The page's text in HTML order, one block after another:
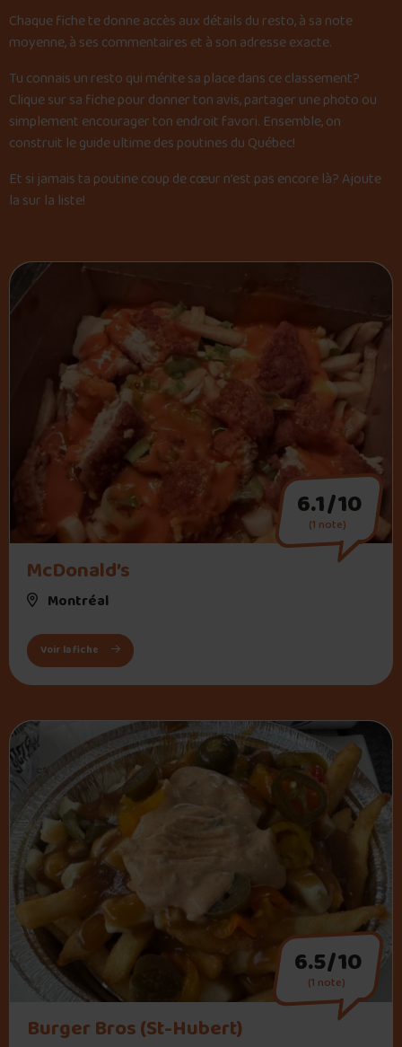
Foire aux questions
Me connecter
Chaque fiche te donne accès aux détails du resto, à sa note
moyenne, à ses commentaires et à son adresse exacte.
Tu connais un resto qui mérite sa place dans ce classement?
Clique sur sa fiche pour donner ton avis, partager une photo ou
simplement encourager ton endroit favori. Ensemble, on
construit le guide ultime des poutines du Québec!
Et si jamais ta poutine coup de cœur n’est pas encore là? Ajoute
la sur la liste!
McDonald’s
Montréal
6.1/10
(1 note)
Voir la fiche : McDonald’s
Burger Bros (St-Hubert)
6.5/10
(1 note)